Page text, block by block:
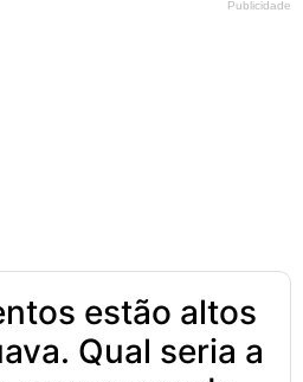
Publicidade
estão altos
Qual seria a